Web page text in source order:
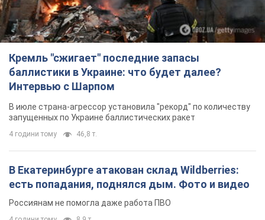
В Екатеринбурге атакован склад Wildberries:
есть попадания, поднялся дым. Фото и видео
Россиянам не помогла даже работа ПВО
4 години тому
"Замечательный отец": в сети рассказали о
мужчине, которого Россия убила ударом по
Броварам. Фото
Мужчину вспоминают как профессионала своего дела
2 години тому 1,1 т.